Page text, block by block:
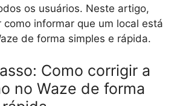
os usuários. Neste artigo,
como informar que um local está
de forma simples e rápida.
Como corrigir a
no Waze de forma